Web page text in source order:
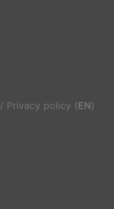
/ Privacy policy (EN)